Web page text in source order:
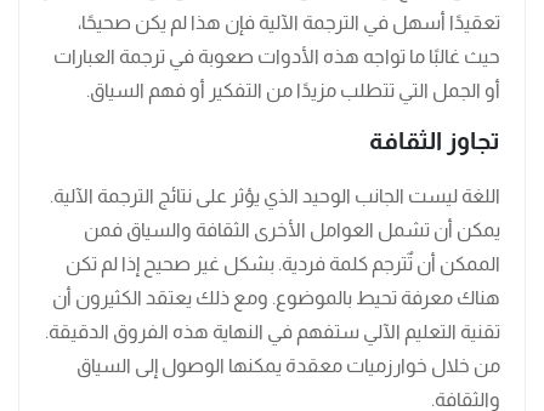
تعقيدًا أسهل في الترجمة الآلية فإن هذا لم يكن صحيحًا،
حيث غالبًا ما تواجه هذه الأدوات صعوبة في ترجمة العبارات
أو الجمل التي تتطلب مزيدًا من التفكير أو فهم السياق.
تجاوز الثقافة
اللغة ليست الجانب الوحيد الذي يؤثر على نتائج الترجمة الآلية.
يمكن أن تشمل العوامل الأخرى الثقافة والسياق فمن
الممكن أن تٌترجم كلمة فردية. بشكل غير صحيح إذا لم تكن
هناك معرفة تحيط بالموضوع. ومع ذلك يعتقد الكثيرون أن
تقنية التعليم الآلي ستفهم في النهاية هذه الفروق الدقيقة.
من خلال خوارزميات معقدة يمكنها الوصول إلى السياق
والثقافة.